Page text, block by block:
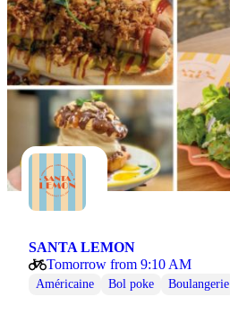
SANTA LEMON
Tomorrow from 9:10 AM
Américaine Bol poke Boulangerie